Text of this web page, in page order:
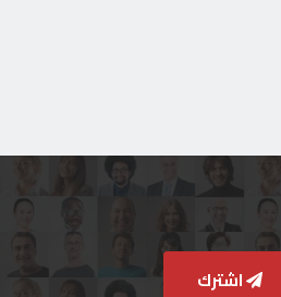
اشترك